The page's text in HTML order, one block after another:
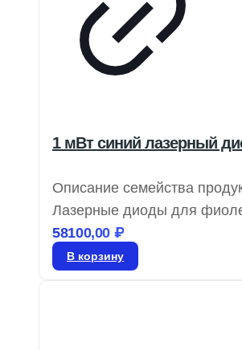
1 мВт синий лазерный
Описание семейства
Лазерные диоды для
выходной мощностью от 1
монохроматическом зрении.
58100,00 ₽
В корзину